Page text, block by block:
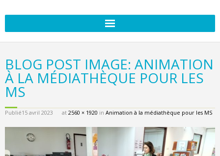
BLOG POST IMAGE: ANIMATION
À LA MÉDIATHÈQUE POUR LES
MS
Publié15 avril 2023 at 2560 × 1920 in Animation à la médiathèque pour les MS